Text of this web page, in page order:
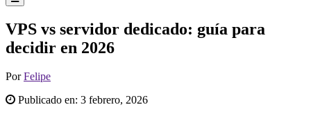
VPS vs servidor dedicado: guía para
decidir en 2026
PorFelipe
Publicado en: 3 febrero, 2026